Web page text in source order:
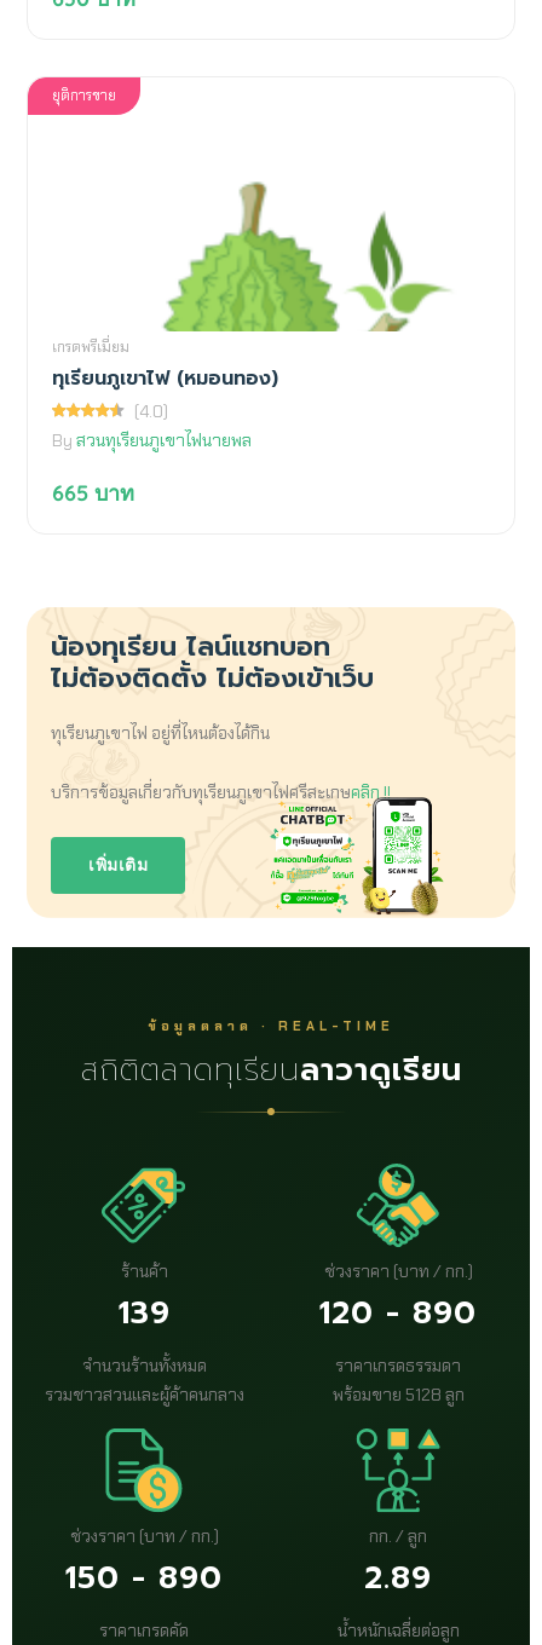
ยุติการขาย
เกรดพรีเมี่ยม
ทุเรียนภูเขาไฟ (หมอนทอง)
(4.0)
By สวนทุเรียนภูเขาไฟนายพล
665 บาท
น้องทุเรียน ไลน์แชทบอท
ไม่ต้องติดตั้ง ไม่ต้องเข้าเว็บ
ทุเรียนภูเขาไฟ อยู่ที่ไหนต้องได้กิน
บริการข้อมูลเกี่ยวกับทุเรียนภูเขาไฟศรีสะเกษคลิก !!
เพิ่มเติม
ข้อมูลตลาด · REAL-TIME
สถิติตลาดทุเรียนลาวาดูเรียน
ร้านค้า
139
จำนวนร้านทั้งหมด
รวมชาวสวนและผู้ค้าคนกลาง
ช่วงราคา (บาท / กก.)
120 - 890
ราคาเกรดธรรมดา
พร้อมขาย 5128 ลูก
ช่วงราคา (บาท / กก.)
150 - 890
ราคาเกรดคัด
กก. / ลูก
2.89
น้ำหนักเฉลี่ยต่อลูก